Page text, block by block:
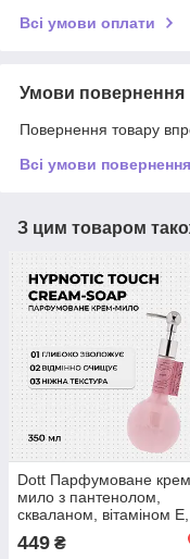
Всі умови оплати
Умови повернення
Повернення товару
Всі умови повернення
З цим товаром
Dott Парфумоване
мило з пантенолом,
скваланом, вітаміном Е,
бетаїном | Hypnotic
350 мл
449 ₴